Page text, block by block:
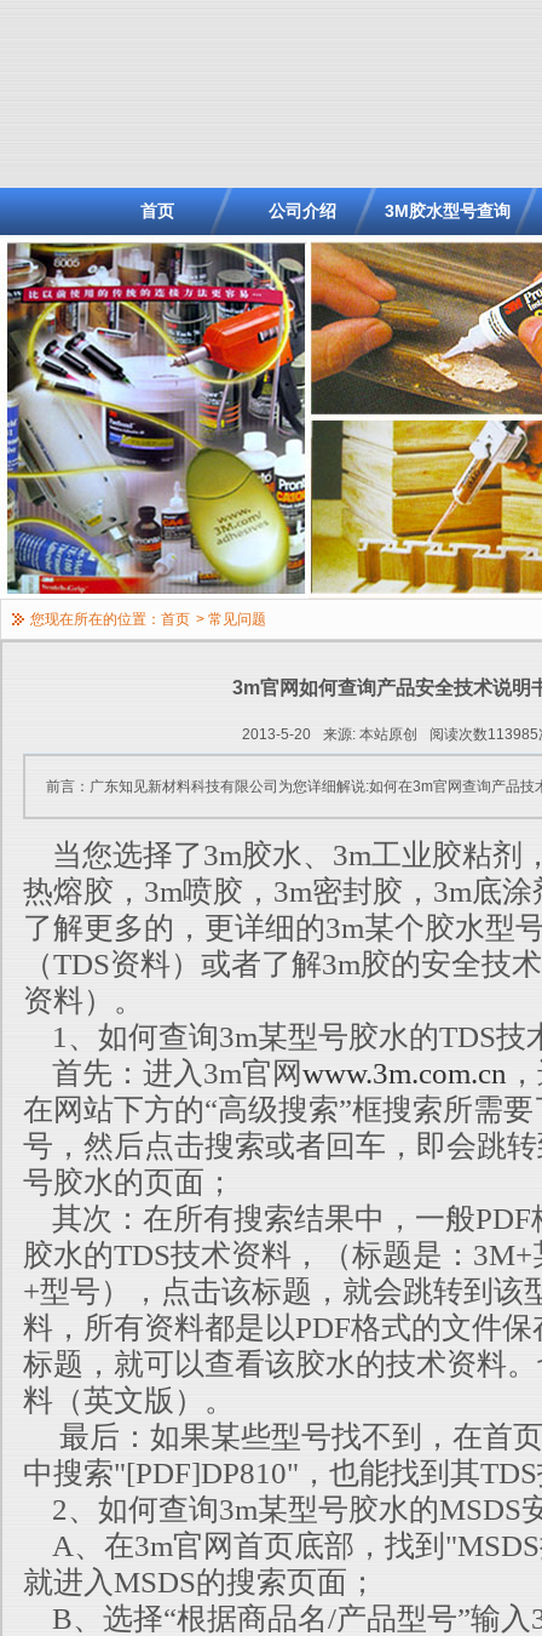
首页 公司介绍 3M胶水型号查询
您现在所在的位置： 首页 > 常见问题
3m官网如何查询产品安全技术说明
2013-5-20 来源: 本站原创 阅读次数113985
前言：广东知见新材料科技有限公司为您详细解说:如何在3m官网查询产品技
当您选择了3m胶水、3m工业胶粘剂
热熔胶，3m喷胶，3m密封胶，3m底
了解更多的，更详细的3m某个胶水型
（TDS资料）或者了解3m胶的安全技
资料）。
1、如何查询3m某型号胶水的TDS技
首先：进入3m官网www.3m.com.cn
在网站下方的“高级搜索”框搜索所需
号，然后点击搜索或者回车，即会跳
号胶水的页面；
其次：在所有搜索结果中，一般PDF
胶水的TDS技术资料，（标题是：
+型号），点击该标题，就会跳转到该
料，所有资料都是以PDF格式的文件
标题，就可以查看该胶水的技术资料
料（英文版）。
最后：如果某些型号找不到，在首
中搜索"[PDF]DP810"，也能找到其
2、如何查询3m某型号胶水的MSDS
A、在3m官网首页底部，找到
就进入MSDS的搜索页面；
B、选择“根据商品名/产品型号”输入